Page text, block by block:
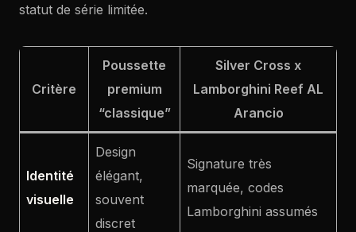
statut de série limitée.
Critère
Poussette
premium
“classique”
Silver Cross x
Lamborghini Reef AL
Arancio
Identité
visuelle
Design
élégant,
souvent
discret
Signature très
marquée, codes
Lamborghini assumés